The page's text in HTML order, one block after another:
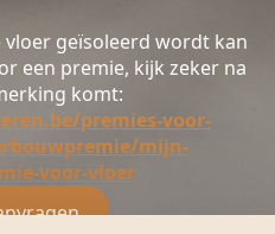
vloer geïsoleerd wordt kan
een premie, kijk zeker na
komt:
premies-voor-
mijn-
voor-vloer